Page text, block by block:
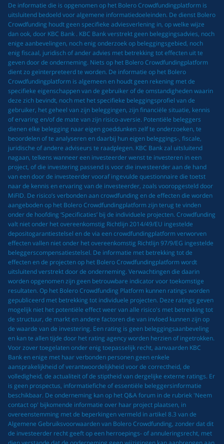
De informatie die is opgenomen op het Bolero Crowdfundingplatform is
uitsluitend bedoeld voor algemene informatiedoeleinden. De dienst Bolero
Crowdfunding houdt geen specifieke adviesverlening in, op welke wijze
dan ook, door KBC Bank . KBC Bank verstrekt geen beleggingsadvies, noch
enige aanbevelingen, noch enig onderzoek op beleggingsgebied, noch
enig fiscaal, juridisch of ander advies met betrekking tot effecten uit te
geven door de onderneming. Niets op het Bolero Crowdfundingplatform
dient zo geïnterpreteerd te worden. De informatie op het Bolero
Crowdfundingplatform is algemeen en houdt geen rekening met de
specifieke eigenschappen van de gebruiker of de omstandigheden waarin
deze zich bevindt, noch met het specifieke beleggingsprofiel van de
gebruiker, het geheel van zijn beleggingen, zijn financiële situatie, kennis
of ervaring en/of de mate van zijn risico-aversie. Potentiële beleggers
dienen elke belegging naar eigen goeddunken zelf te onderzoeken, te
beoordelen of te analyseren en daarbij hun eigen beleggings-, fiscale,
juridische of andere adviseurs te raadplegen. KBC Bank zal uitsluitend
nagaan, telkens wanneer een investeerder wenst te investeren in een
project, of die investering passend is voor die investeerder aan de hand
van een door de investeerder vooraf ingevulde questionnaire die toetst
naar de kennis en ervaring van de investeerder, zoals vooropgesteld door
MiFID. De risico’s verbonden aan crowdfunding en de effecten die worden
aangeboden op het Bolero Crowdfundingplatform zijn terug te vinden
onder de hoofding ‘Specificaties’ bij de individuele projecten. Crowdfunding
valt niet onder het overeenkomstig Richtlijn 2014/49/EU ingestelde
depositogarantiestelsel en de via een crowdfundingplatform verworven
effecten vallen niet onder het overeenkomstig Richtlijn 97/9/EG ingestelde
beleggerscompensatiestelsel. De informatie met betrekking tot de
effecten en de projecten op het Bolero Crowdfundingplatform wordt
uitsluitend verstrekt door de onderneming. Verwachtingen die daarin
worden opgenomen zijn geen betrouwbare indicator voor toekomstige
resultaten. Op het Bolero Crowdfunding Platform kunnen ratings worden
gepubliceerd met betrekking tot individuele projecten. Deze ratings geven
mogelijk niet het potentiële effect weer van alle risico's met betrekking tot
de structuur, de markt en andere factoren die van invloed kunnen zijn op
de waarde van de investering. Een rating is geen beleggingsaanbeveling
en kan te allen tijde door het rating agency worden herzien of ingetrokken.
Voor zover toegelaten onder enig toepasselijk recht, aanvaarden KBC
Bank en enige met haar verbonden personen geen enkele
aansprakelijkheid of verantwoordelijkheid voor de correctheid, de
volledigheid, de actualiteit of de stiptheid van dergelijke externe ratings. Er
is geen prospectus, informatiefiche of essentiële beleggersinformatie
beschikbaar. De onderneming kan op het Q&A forum in de rubriek 'Neem
contact op' bijkomende informatie over haar project plaatsen, in
overeenstemming met de beperkingen vermeld in artikel 8.3 van de
Algemene Gebruiksvoorwaarden van Bolero Crowdfunding, zonder dat dit
de investeerder recht geeft op een herroepings- of annuleringsrecht, met